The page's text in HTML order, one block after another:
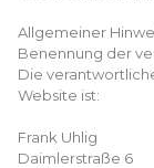
Allgemeiner
Benennung der
Die
Website ist:
Frank Uhlig
Daimlerstraße 6